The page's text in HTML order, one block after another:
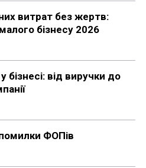
витрат без жертв:
бізнесу 2026
бізнесі: від виручки до
помилки ФОПів